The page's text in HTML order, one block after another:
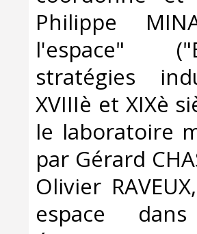
Philippe
l'espace"
stratégies
XVIIIè et XIXè
le laboratoire
par Gérard
Olivier
espace